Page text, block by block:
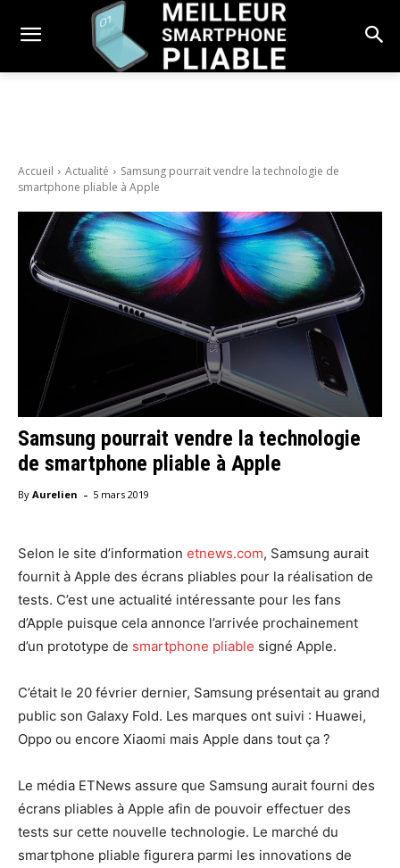
Accueil Actualité
Samsung pourrait vendre la technologie de
smartphone pliable à Apple
Samsung pourrait vendre la technologie
de smartphone pliable à Apple
By Aurelien - 5 mars 2019
Selon le site d’information etnews.com, Samsung aurait
fournit à Apple des écrans pliables pour la réalisation de
tests. C’est une actualité intéressante pour les fans
d’Apple puisque cela annonce l’arrivée prochainement
d’un prototype de smartphone pliable signé Apple.
C’était le 20 février dernier, Samsung présentait au grand
public son Galaxy Fold. Les marques ont suivi : Huawei,
Oppo ou encore Xiaomi mais Apple dans tout ça ?
Le média ETNews assure que Samsung aurait fourni des
écrans pliables à Apple afin de pouvoir effectuer des
tests sur cette nouvelle technologie. Le marché du
smartphone pliable figurera parmi les innovations de